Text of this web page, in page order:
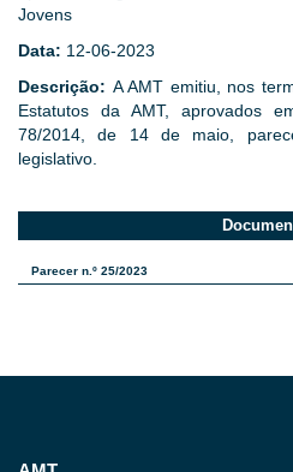
Jovens
Data: 12-06-2023
Descrição: A AMT emitiu, nos
Estatutos da AMT, aprovados
78/2014, de 14 de maio,
legislativo.
Parecer n.º 25/2023